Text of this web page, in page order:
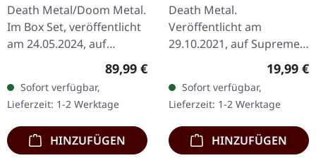
Death Metal/Doom Metal.
Im Box Set, veröffentlicht
am 24.05.2024, auf
Supreme Chaos Records.
handgearbeitete Holzbox
mit graviertem…
Regulärer Preis:
89,99 €
Sofort verfügbar,
Lieferzeit: 1-2 Werktage
HINZUFÜGEN
Death Metal.
Veröffentlicht am
29.10.2021, auf Supreme
Chaos Records. Weißes
Vinyl. Neuauflage als
hochwertiges Vinyl mit
Original Splatter…
19,99 €
Sofort verfügbar,
Lieferzeit: 1-2 Werktage
HINZUFÜGEN